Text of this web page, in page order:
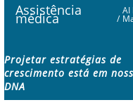
Assistência
médica /
AI
Projetar estratégias de
crescimento está em
DNA